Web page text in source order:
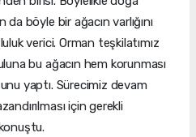
böyle bir ağacın varlığını
verici. Orman teşkilatımız
bu ağacın hem korunması
yaptı. Sürecimiz devam
için gerekli